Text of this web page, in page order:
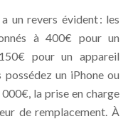
un revers évident : les
à 400€ pour un
pour un appareil
un iPhone ou
la prise en charge
de remplacement. À